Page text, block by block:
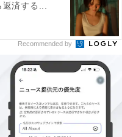
ソース 燻（伊藤漬
で入れたタルタルソー
風ソースの融合は、
」と「意外な組み合わ
した秋田の食文化を伝
済する...
Recommended by